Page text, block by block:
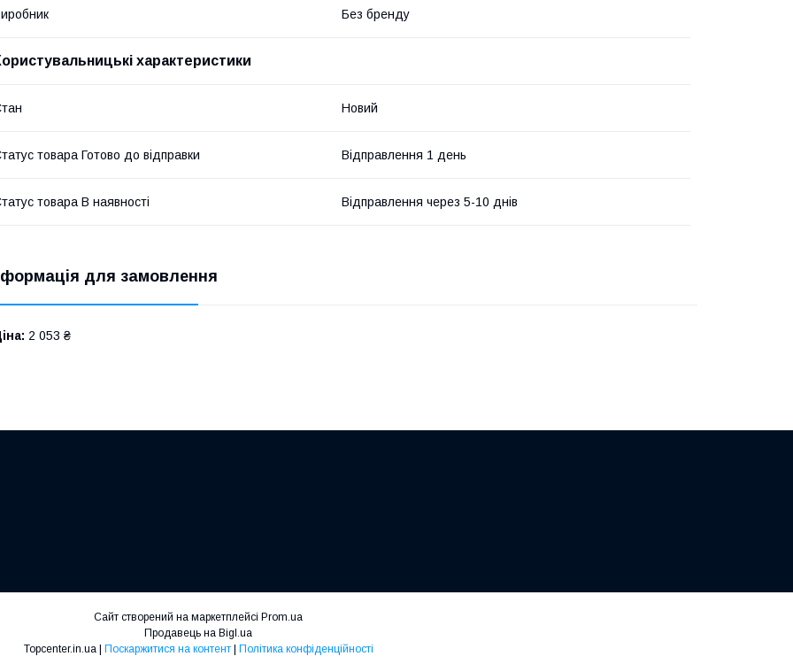
Без бренду
характеристики
Новий
товара Готово до відправки Відправлення 1 день
товара В наявності Відправлення через 5-10 днів
для замовлення
2 053 ₴
Сайт створений на маркетплейсі Prom.ua
Продавець на Bigl.ua
Topcenter.in.ua | Поскаржитися на контент | Політика конфіденційності